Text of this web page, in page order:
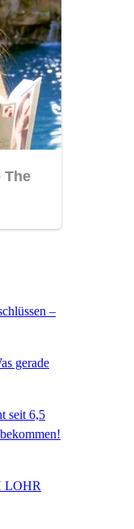
–
gerade
seit 6,5
LOHR